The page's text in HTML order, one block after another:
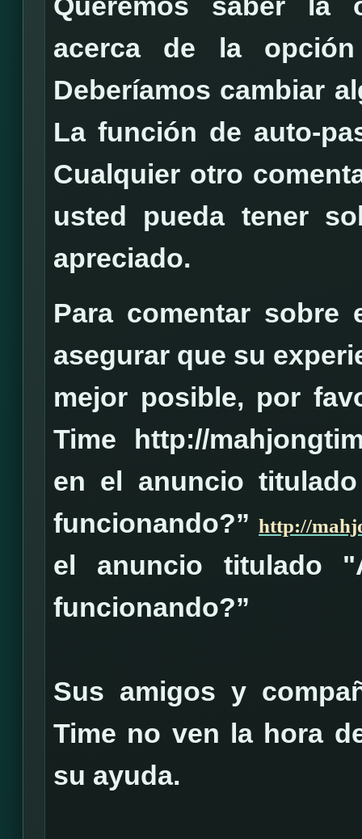
acerca de la
Deberíamos cambiar
La función de auto-
Cualquier otro
usted pueda tener
apreciado.
Para comentar sobre
asegurar que su
mejor posible, por
Time http://
en el anuncio
funcionando?” http://
el anuncio titulado
funcionando?”
Sus amigos y
Time no ven la hora
su ayuda.